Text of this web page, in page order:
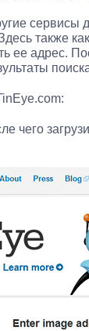
сервисы
также
ее адрес.
чего